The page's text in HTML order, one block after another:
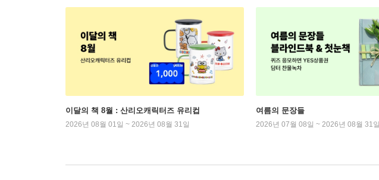
이달의 책 8월 : 산리오캐릭터즈 유리컵
2026년 08월 01일 ~ 2026년 08월 31일
여름의 문장들
2026년 07월 08일 ~ 2026년 08월 31일